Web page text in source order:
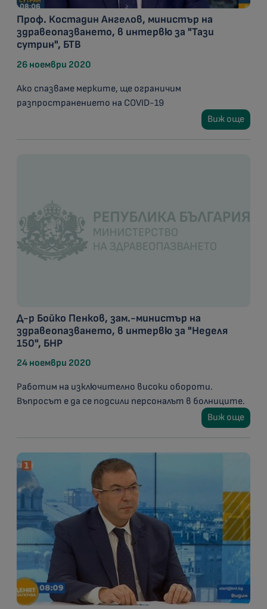
Проф. Костадин Ангелов, министър на
здравеопазването, в интервю за "Тази
сутрин", БТВ
26 ноември 2020
Ако спазваме мерките, ще ограничим
разпространението на COVID-19
Виж още
Д-р Бойко Пенков, зам.-министър на
здравеопазването, в интервю за "Неделя
150", БНР
24 ноември 2020
Работим на изключително високи обороти.
Въпросът е да се подсили персоналът в болниците.
Виж още